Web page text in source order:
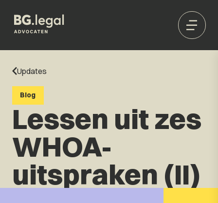
Updates
Blog
Lessen uit zes
WHOA-
uitspraken (II)